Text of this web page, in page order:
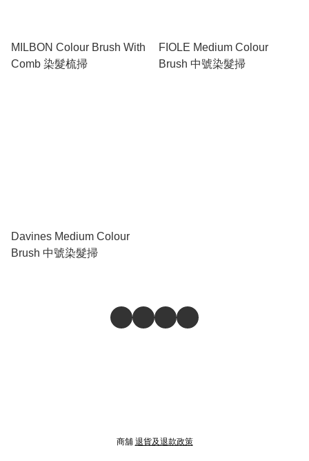
MILBON Colour Brush With
Comb 染髮梳掃
FIOLE Medium Colour
Brush 中號染髮掃
Davines Medium Colour
Brush 中號染髮掃
商舖 退貨及退款政策